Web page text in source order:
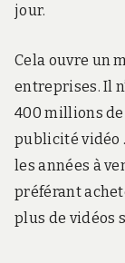
jour.
Cela ouvre un
entreprises. Il
400 millions de
publicité vidéo
les années à
préférant
plus de vidéos